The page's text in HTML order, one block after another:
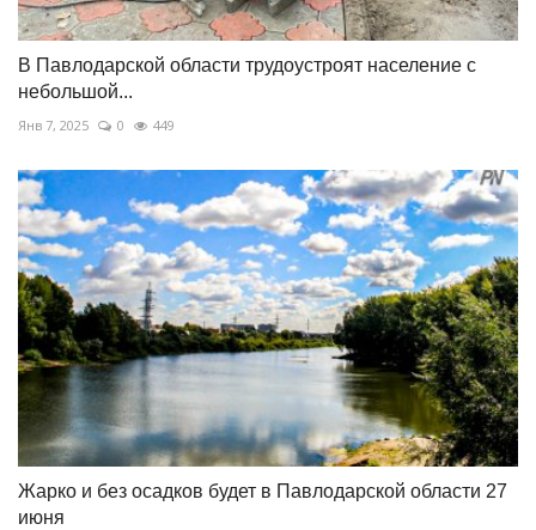
В Павлодарской области трудоустроят население с
небольшой...
Янв 7, 2025 0 449
Жарко и без осадков будет в Павлодарской области 27
июня